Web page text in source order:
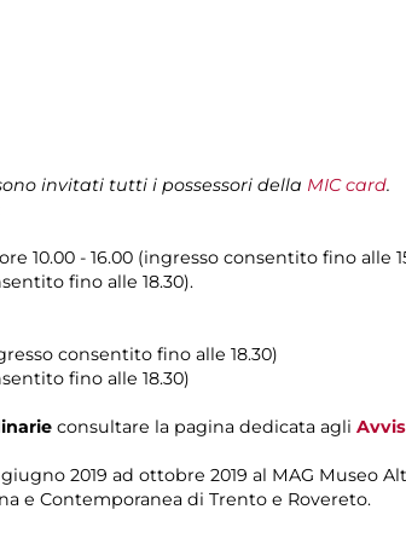
invitati tutti i possessori della MIC card.
10.00 - 16.00 (ingresso consentito fino alle
fino alle 18.30).
consentito fino alle 18.30)
fino alle 18.30)
consultare la pagina dedicata agli
2019 ad ottobre 2019 al MAG Museo
e Contemporanea di Trento e Rovereto.